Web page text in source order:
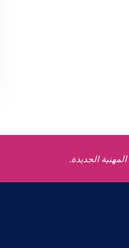
الجديدة.